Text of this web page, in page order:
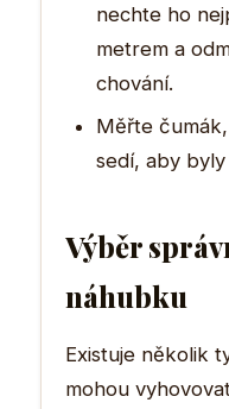
nechte ho
metrem a
chování.
Měřte
sedí, aby
Výběr
náhubku
Existuje několik
mohou